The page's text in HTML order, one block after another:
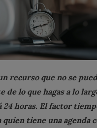
recurso que no se
de lo que hagas a lo
horas. El factor
quien tiene una agenda